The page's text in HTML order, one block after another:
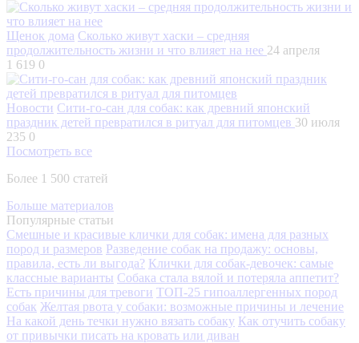
Щенок дома Сколько живут хаски – средняя
продолжительность жизни и что влияет на нее 24 апреля
1 619 0
Новости Сити-го-сан для собак: как древний японский
праздник детей превратился в ритуал для питомцев 30 июля
235 0
Посмотреть все
Более 1 500 статей
Больше материалов
Популярные статьи
Смешные и красивые клички для собак: имена для разных
пород и размеров Разведение собак на продажу: основы,
правила, есть ли выгода? Клички для собак-девочек: самые
классные варианты Собака стала вялой и потеряла аппетит?
Есть причины для тревоги ТОП-25 гипоаллергенных пород
собак Желтая рвота у собаки: возможные причины и лечение
На какой день течки нужно вязать собаку Как отучить собаку
от привычки писать на кровать или диван